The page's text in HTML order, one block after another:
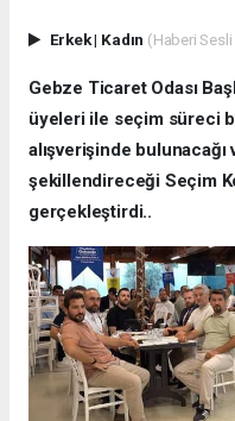
Erkek| Kadın (Haberi
Gebze Ticaret Odası
üyeleri ile seçim süreci
alışverişinde bulunacağı
şekillendireceği Seçim
gerçekleştirdi..